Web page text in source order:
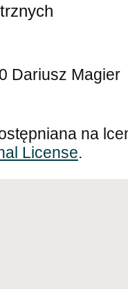
Dariusz Magier
na
License.